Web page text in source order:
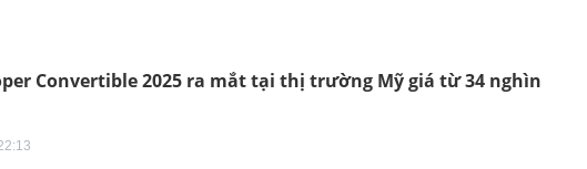
Convertible 2025 ra mắt tại thị trường Mỹ giá từ 34 nghìn